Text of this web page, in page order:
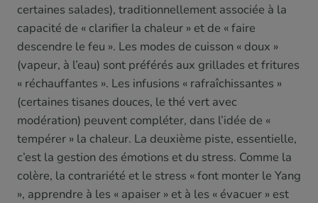
certaines salades), traditionnellement associée à la
capacité de « clarifier la chaleur » et de « faire
descendre le feu ». Les modes de cuisson « doux »
(vapeur, à l’eau) sont préférés aux grillades et fritures
« réchauffantes ». Les infusions « rafraîchissantes »
(certaines tisanes douces, le thé vert avec
modération) peuvent compléter, dans l’idée de «
tempérer » la chaleur. La deuxième piste, essentielle,
c’est la gestion des émotions et du stress. Comme la
colère, la contrariété et le stress « font monter le Yang
», apprendre à les « apaiser » et à les « évacuer » est